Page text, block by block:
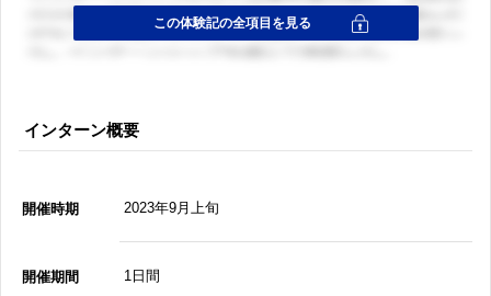
インターン概要
開催時期 2023年9月上旬
開催期間 1日間